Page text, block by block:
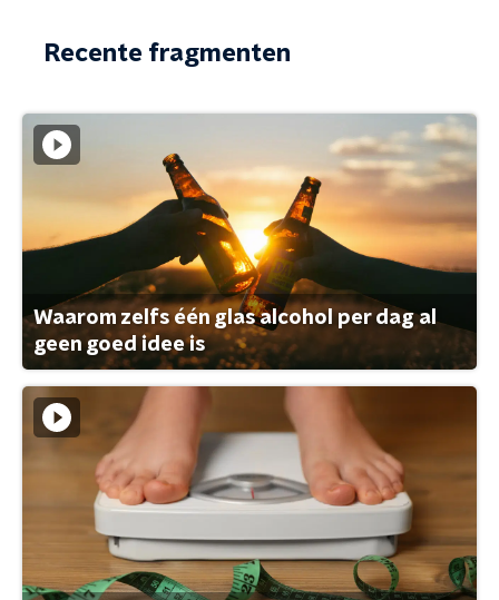
Recente fragmenten
Waarom zelfs één glas alcohol per dag al
geen goed idee is